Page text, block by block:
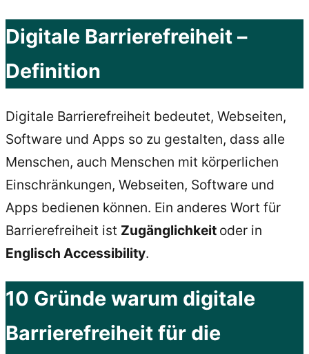
Digitale Barrierefreiheit –
Definition
Digitale Barrierefreiheit bedeutet, Webseiten,
Software und Apps so zu gestalten, dass alle
Menschen, auch Menschen mit körperlichen
Einschränkungen, Webseiten, Software und
Apps bedienen können. Ein anderes Wort für
Barrierefreiheit ist Zugänglichkeit oder in
Englisch Accessibility.
10 Gründe warum digitale
Barrierefreiheit für die